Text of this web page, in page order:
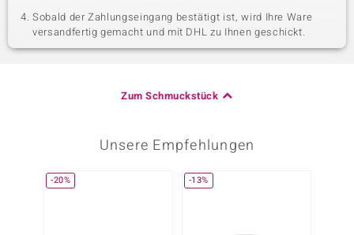
Sobald der Zahlungseingang bestätigt ist, wird Ihre Ware
versandfertig gemacht und mit DHL zu Ihnen geschickt.
Zum Schmuckstück
Unsere Empfehlungen
-20% -13%